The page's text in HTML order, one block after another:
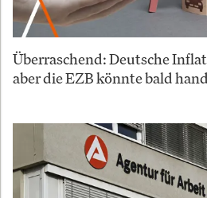
Überraschend: Deutsche
aber die EZB könnte bald